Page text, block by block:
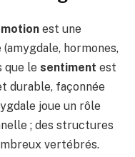
est une
hormones,
que le sentiment est
durable, façonnée
joue un rôle
; des structures
vertébrés.